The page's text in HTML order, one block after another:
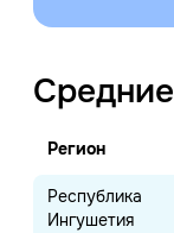
Регион
Республика
Ингушетия